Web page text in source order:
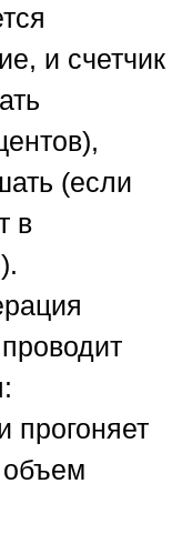
и счетчик
(если
в
проводит
прогоняет
объем